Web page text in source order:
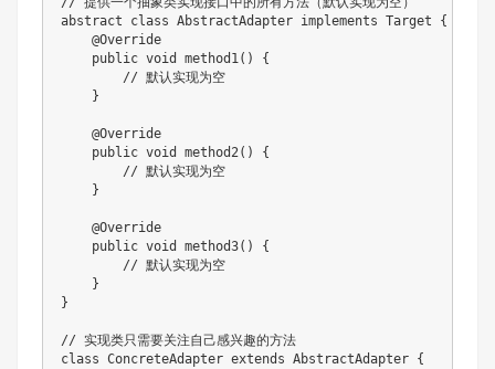
abstract
class AbstractAdapter implements Target
{
@Override
public void method1( )
{
// 默认实现为空
}
@Override
public void method2( )
{
// 默认实现为空
}
@Override
public void method3( )
{
// 默认实现为空
}
}
// 实现类只需要关注自己感兴趣的方法
class ConcreteAdapter extends AbstractAdapter {